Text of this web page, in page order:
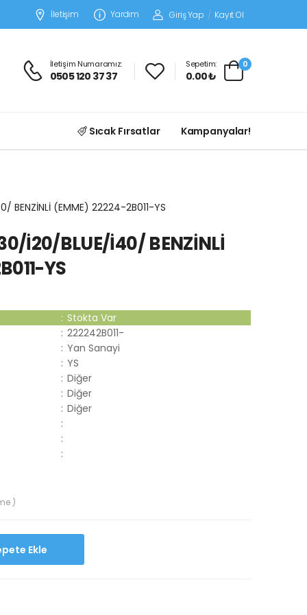
İletişim Yardım Giriş Yap / Kayıt Ol
İletişim Numaramız:
0505 120 37 37
Sepetim:
0.00 ₺
0
Sıcak Fırsatlar Kampanyalar!
BENZİNLİ (EMME) 22224-2B011-YS
İ20/BLUE/İ40/ BENZİNLİ
YS
: Stokta Var
: 222242B011-
: Yan Sanayi
: YS
: Diğer
: Diğer
: Diğer
:
:
:
)
Sepete Ekle